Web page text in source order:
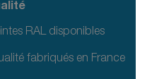
RAL disponibles
fabriqués en France